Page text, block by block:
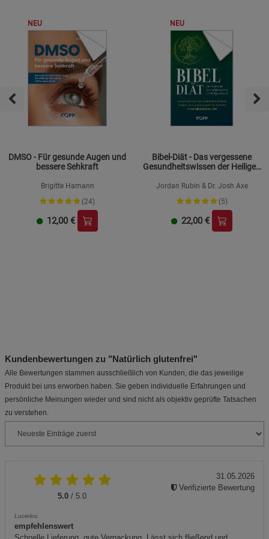
NEU
DMSO - Für gesunde Augen und
bessere Sehkraft
Brigitte Hamann
(24)
12,00 €
NEU
Bibel-Diät - Das vergessene
Gesundheitswissen der Heiligen
Jordan Rubin & Dr. Josh Axe
(5)
22,00 €
Kundenbewertungen zu "Natürlich glutenfrei"
Alle Bewertungen stammen ausschließlich von Kunden, die das jeweilige
Produkt bei uns erworben haben. Sie geben individuelle Erfahrungen und
persönliche Meinungen wieder und sind nicht als objektiv geprüfte Tatsachen
zu verstehen.
5.0 / 5.0
Lucielou
empfehlenswert
31.05.2026
Verifizierte Bewertung